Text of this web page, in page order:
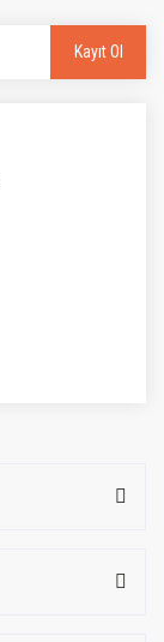
Kayıt Ol